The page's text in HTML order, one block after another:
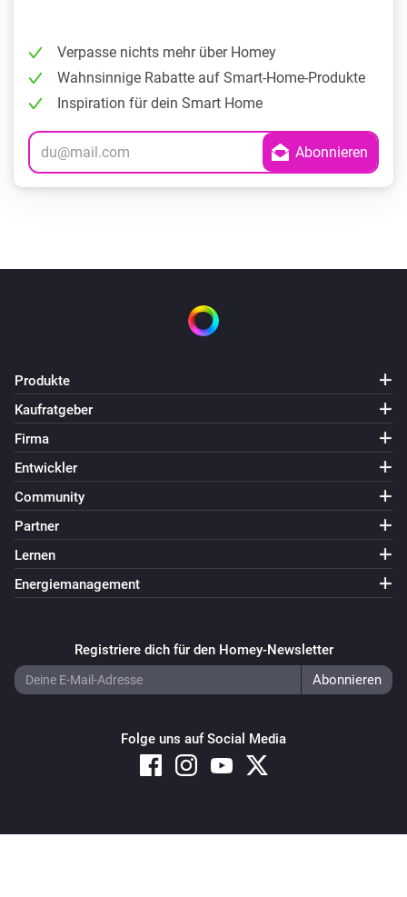
Verpasse nichts mehr über Homey
Wahnsinnige Rabatte auf Smart-Home-Produkte
Inspiration für dein Smart Home
Produkte
Kaufratgeber
Firma
Entwickler
Community
Partner
Lernen
Energiemanagement
Registriere dich für den Homey-Newsletter
Folge uns auf Social Media